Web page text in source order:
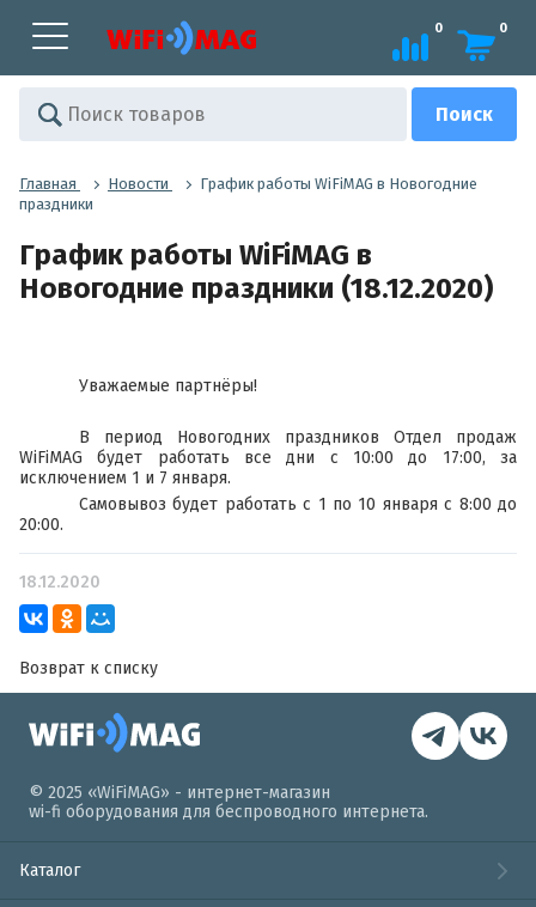
0 0
Главная Новости
График работы WiFiMAG в Новогодние
праздники
График работы WiFiMAG в
Новогодние праздники (18.12.2020)
Уважаемые партнёры!
В период Новогодних праздников Отдел продаж
WiFiMAG будет работать все дни с 10:00 до 17:00, за
исключением 1 и 7 января.
Самовывоз будет работать с 1 по 10 января с 8:00 до
20:00.
18.12.2020
Возврат к списку
© 2025 «WiFiMAG» - интернет-магазин
wi-fi оборудования для беспроводного интернета.
Каталог